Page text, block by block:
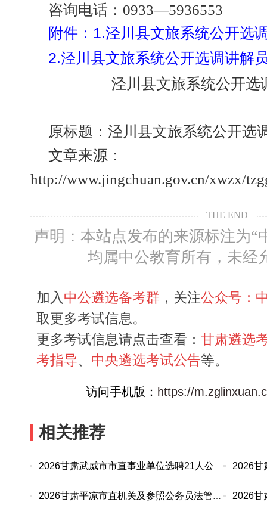
咨询电话：0933—5936553
附件：1.泾川县文旅系统公开选
2.泾川县文旅系统公开选调讲解
泾川县文旅系统公开选
原标题：泾川县文旅系统公开选
文章来源：
http://www.jingchuan.gov.cn/xwzx/
THE END
声明：本站点发布的来源标注为“
均属中公教育所有，未经
加入 中公遴选备考群 ，关注公众号：
取更多考试信息。
更多考试信息请点击查看： 甘肃遴选
考指导、 中央遴选考试公告等。
访问手机版： https://
相关推荐
2026甘肃武威市市直事业单位选聘21人公告
2026甘肃平凉市直机关及参照公务员法管理单位遴选